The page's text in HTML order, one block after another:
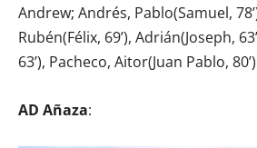
Andrew; Andrés, Pablo(Samuel,
Rubén(Félix, 69’), Adrián(Joseph,
63’), Pacheco, Aitor(Juan Pablo,
AD Añaza: